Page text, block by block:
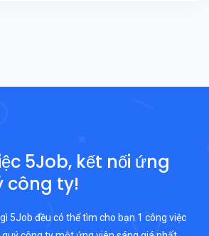
5Job, kết nối ứng
công ty!
5Job đều có thể tìm cho bạn 1 công việc